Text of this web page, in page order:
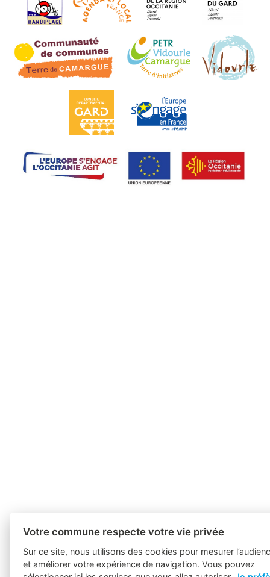
Votre commune respecte votre vie privée
Sur ce site, nous utilisons des cookies pour mesurer
et améliorer votre expérience de navigation. Vous pouvez